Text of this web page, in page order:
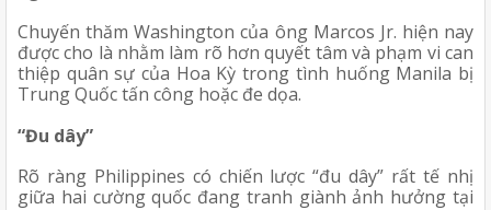
Chuyến thăm Washington của ông Marcos Jr. hiện nay
được cho là nhằm làm rõ hơn quyết tâm và phạm vi can
thiệp quân sự của Hoa Kỳ trong tình huống Manila bị
Trung Quốc tấn công hoặc đe dọa.
“Đu dây”
Rõ ràng Philippines có chiến lược “đu dây” rất tế nhị
giữa hai cường quốc đang tranh giành ảnh hưởng tại